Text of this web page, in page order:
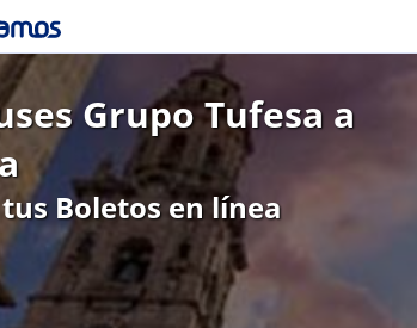
Grupo Tufesa a
Boletos en línea